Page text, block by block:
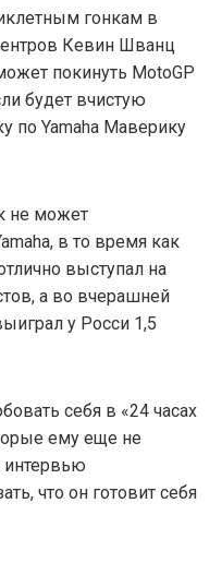
гонкам в
Кевин Шванц
покинуть MotoGP
будет вчистую
по Yamaha Маверику
не может
в то время как
выступал на
а во вчерашней
у Росси 1,5
себя в «24 часах
ему еще не
интервью
что он готовит себя